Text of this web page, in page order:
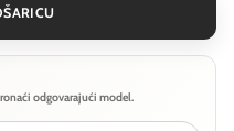
odgovarajući model.